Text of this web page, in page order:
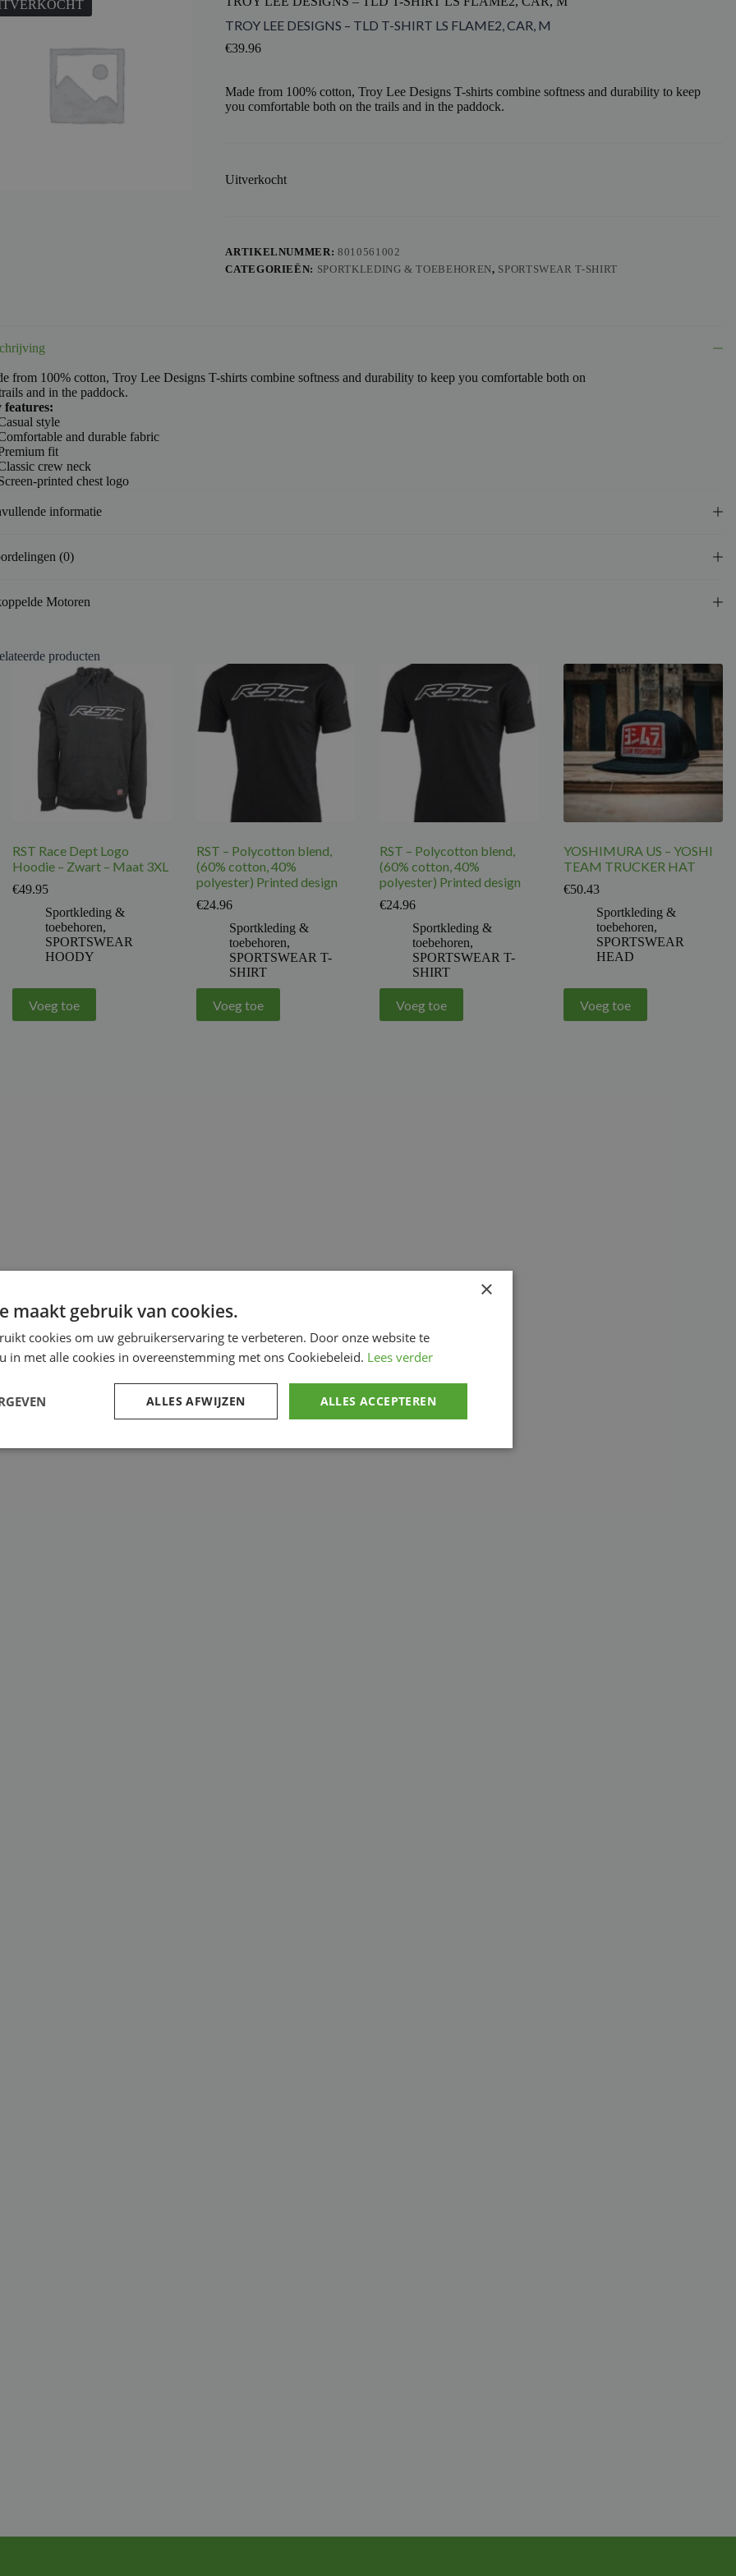
TROY LEE DESIGNS – TLD T-SHIRT LS FLAME2, CAR, M
€39.96
Made from 100% cotton, Troy Lee Designs T-shirts combine softness and durability to keep
you comfortable both on the trails and in the paddock.
Uitverkocht
ARTIKELNUMMER:8010561002
CATEGORIEËN: SPORTKLEDING & TOEBEHOREN, SPORTSWEAR T-SHIRT
from 100% cotton, Troy Lee Designs T-shirts combine softness and durability to keep you comfortable both on
and in the paddock.
features:
style
and durable fabric
fit
crew neck
printed chest logo
informatie
(0)
Motoren
producten
RST Race Dept Logo
Hoodie – Zwart – Maat 3XL
€49.95
Sportkleding &
toebehoren,
SPORTSWEAR
HOODY
Voeg toe
RST – Polycotton blend,
(60% cotton, 40%
polyester) Printed design
€24.96
Sportkleding &
toebehoren,
SPORTSWEAR T-
SHIRT
Voeg toe
RST – Polycotton blend,
(60% cotton, 40%
polyester) Printed design
€24.96
Sportkleding &
toebehoren,
SPORTSWEAR T-
SHIRT
Voeg toe
YOSHIMURA US – YOSHI
TEAM TRUCKER HAT
€50.43
Sportkleding &
toebehoren,
SPORTSWEAR
HEAD
Voeg toe
×
maakt gebruik van cookies.
cookies om uw gebruikerservaring te verbeteren. Door onze website te
in met alle cookies in overeenstemming met ons Cookiebeleid. Lees verder
ALLES ACCEPTEREN
ALLES AFWIJZEN